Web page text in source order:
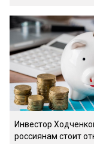
Инвестор
россиянам стоит